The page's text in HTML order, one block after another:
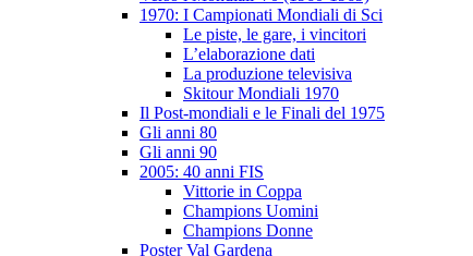
1970: I Campionati Mondiali di Sci
Le piste, le gare, i vincitori
L’elaborazione dati
La produzione televisiva
Skitour Mondiali 1970
Il Post-mondiali e le Finali del 1975
Gli anni 80
Gli anni 90
2005: 40 anni FIS
Vittorie in Coppa
Champions Uomini
Champions Donne
Poster Val Gardena